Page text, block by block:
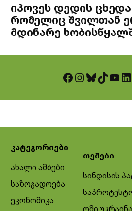
იპოვეს დედის
რომელიც შვილთან
მდინარე
Facebook InstagramBluesky TikTok YouTube LinkedIn
კატეგორიები
ახალი ამბები
საზოგადოება
ეკონომიკა
თემები
სინდისის
ომი